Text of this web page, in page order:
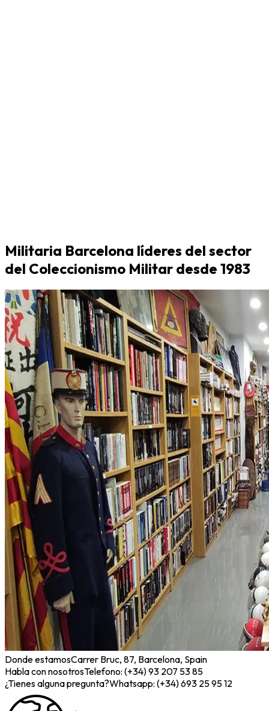
Militaria Barcelona líderes del sector
del Coleccionismo Militar desde 1983
Donde estamosCarrer Bruc, 87, Barcelona, Spain
Habla con nosotrosTelefono: (+34) 93 207 53 85
¿Tienes alguna pregunta?Whatsapp: (+34) 693 25 95 12